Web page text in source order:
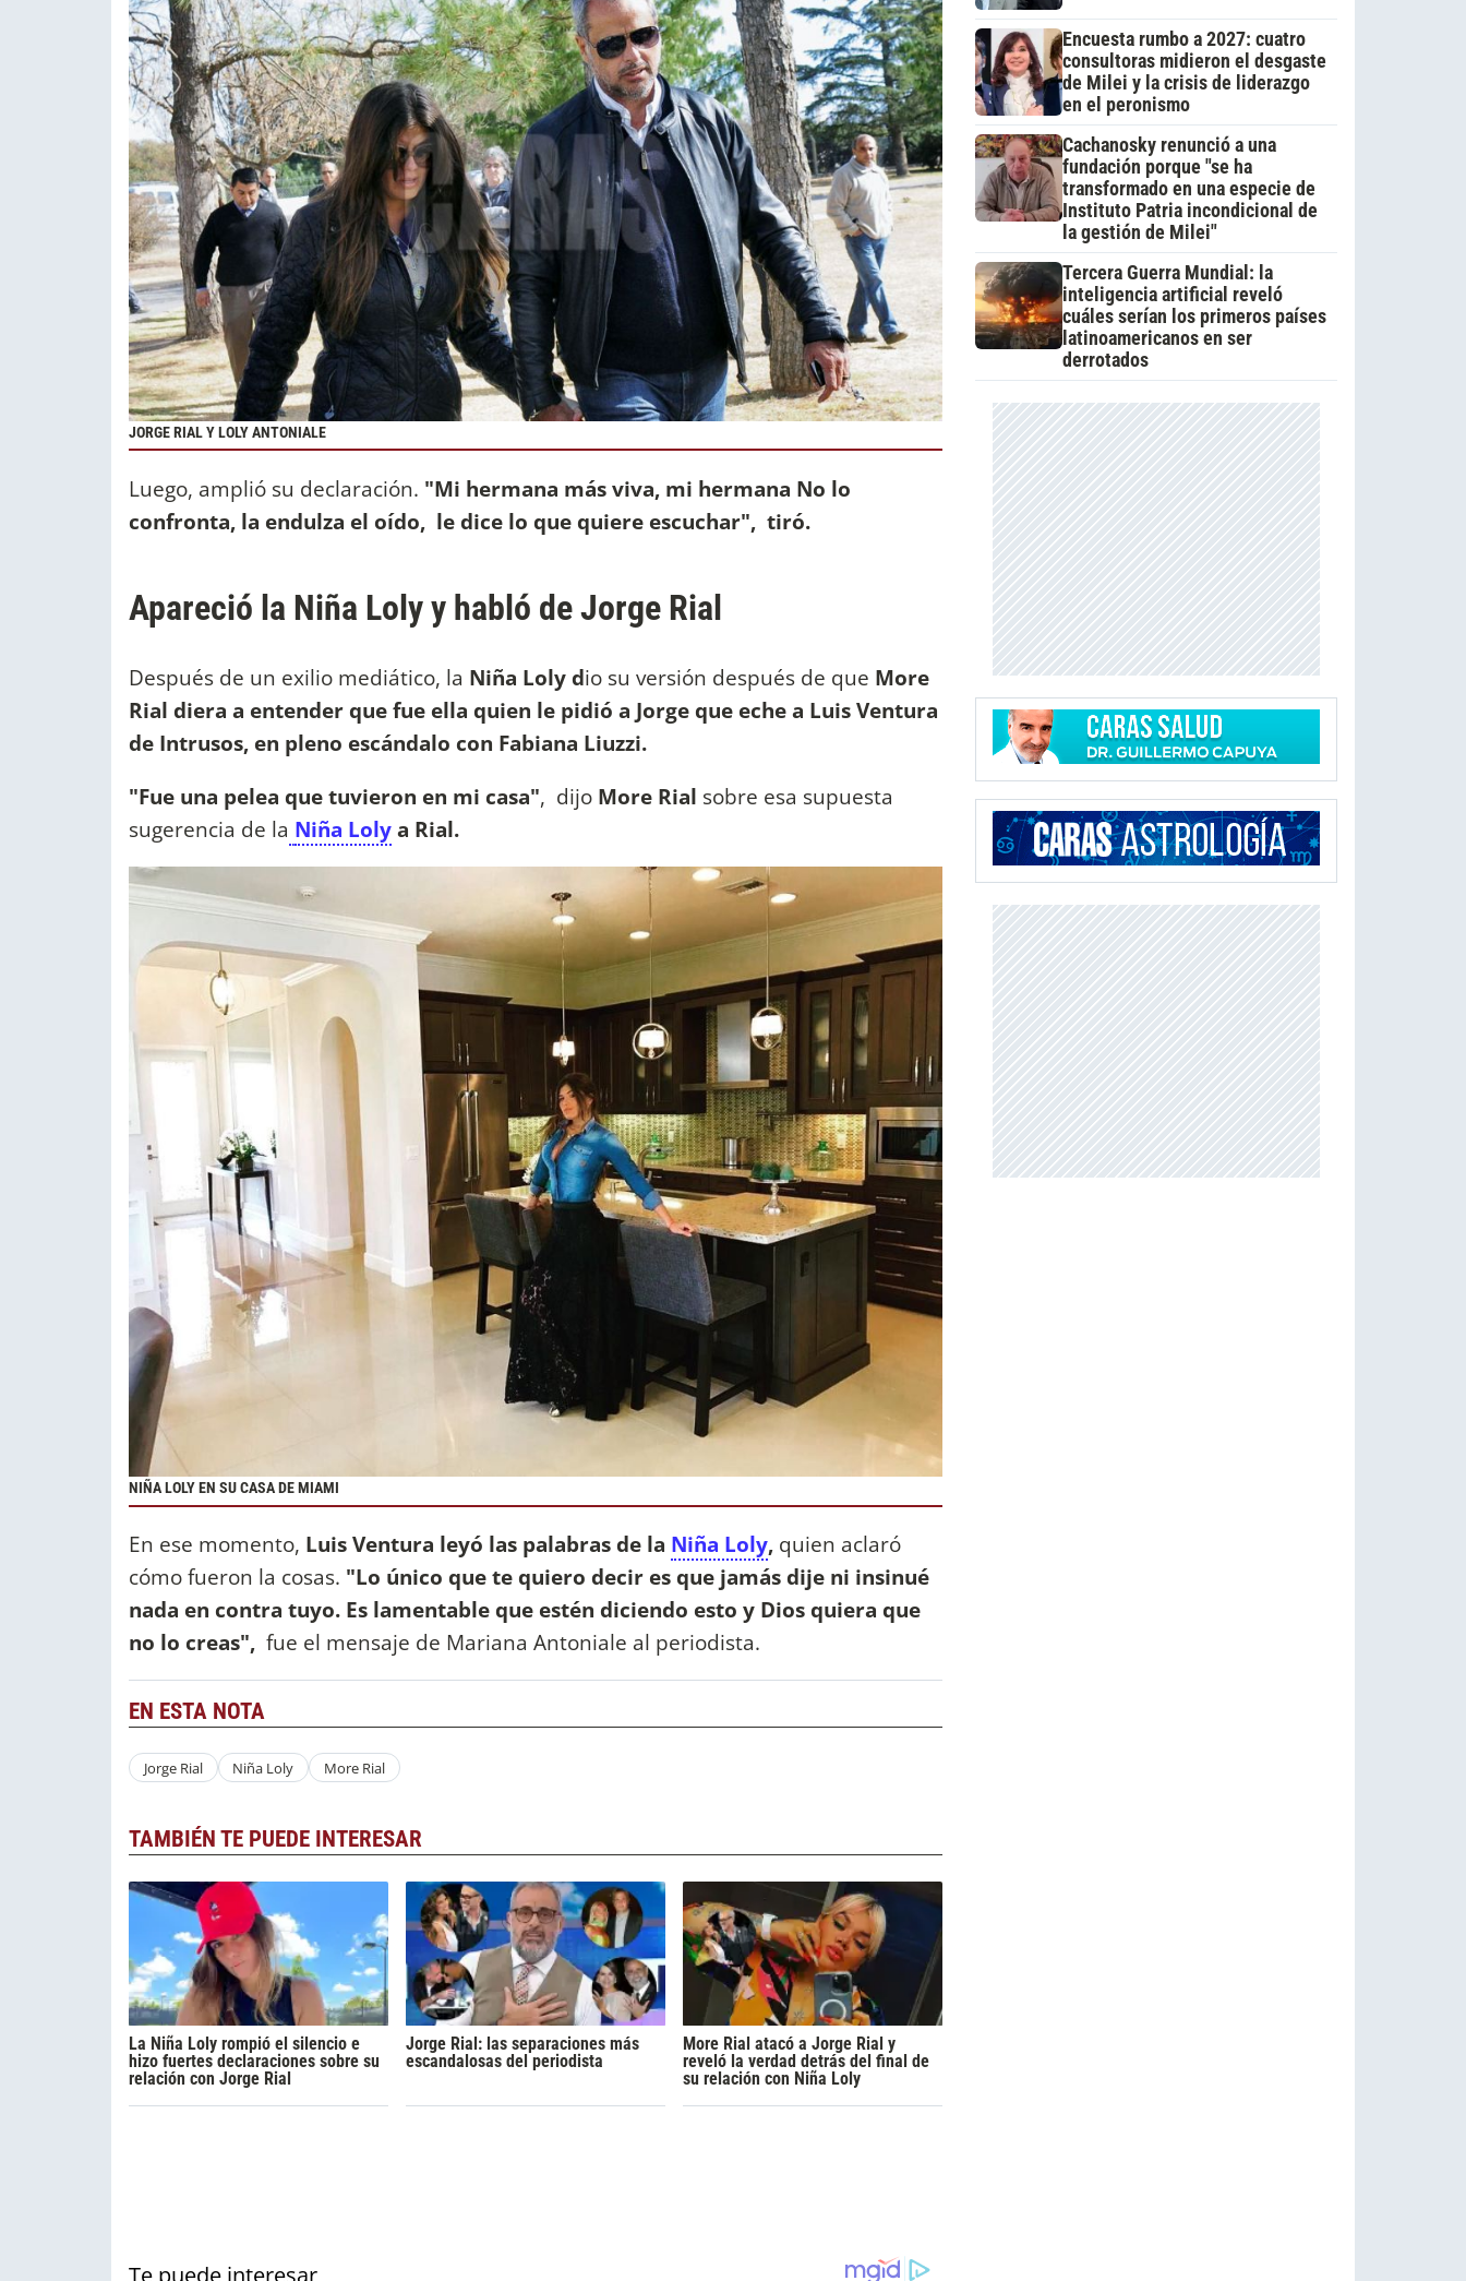
JORGE RIAL Y LOLY ANTONIALE
Luego, amplió su declaración. "Mi hermana más viva, mi hermana No lo
confronta, la endulza el oído, le dice lo que quiere escuchar", tiró.
Apareció la Niña Loly y habló de Jorge Rial
Después de un exilio mediático, la Niña Loly dio su versión después de que More
Rial diera a entender que fue ella quien le pidió a Jorge que eche a Luis Ventura
de Intrusos, en pleno escándalo con Fabiana Liuzzi.
"Fue una pelea que tuvieron en mi casa", dijo More Rial sobre esa supuesta
sugerencia de la Niña Lolya Rial.
NIÑA LOLY EN SU CASA DE MIAMI
En ese momento, Luis Ventura leyó las palabras de la Niña Loly, quien aclaró
cómo fueron la cosas. "Lo único que te quiero decir es que jamás dije ni insinué
nada en contra tuyo. Es lamentable que estén diciendo esto y Dios quiera que
no lo creas", fue el mensaje de Mariana Antoniale al periodista.
EN ESTA NOTA
Jorge Rial Niña Loly More Rial
TAMBIÉN TE PUEDE INTERESAR
La Niña Loly rompió el silencio e
hizo fuertes declaraciones sobre su
relación con Jorge Rial
Jorge Rial: las separaciones más
escandalosas del periodista
More Rial atacó a Jorge Rial y
reveló la verdad detrás del final de
su relación con Niña Loly
Encuesta rumbo a 2027: cuatro
consultoras midieron el desgaste
de Milei y la crisis de liderazgo
en el peronismo
Cachanosky renunció a una
fundación porque "se ha
transformado en una especie de
Instituto Patria incondicional de
la gestión de Milei"
Tercera Guerra Mundial: la
inteligencia artificial reveló
cuáles serían los primeros países
latinoamericanos en ser
derrotados